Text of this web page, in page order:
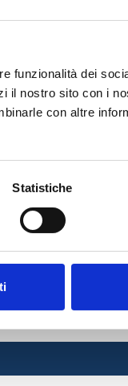
funzionalità dei
il nostro sito con i
con altre
Statistiche
dei Dottori
della
all’evento
solo se
fuori campo